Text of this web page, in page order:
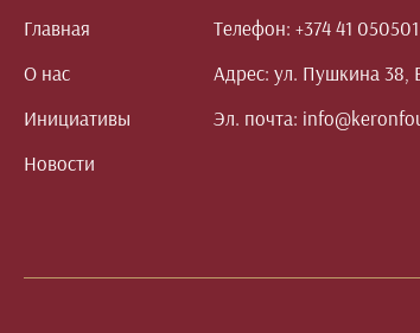
Главная
О нас
Инициативы
Новости
Телефон: +374 41 050501
Адрес: ул. Пушкина 38,
Эл. почта: